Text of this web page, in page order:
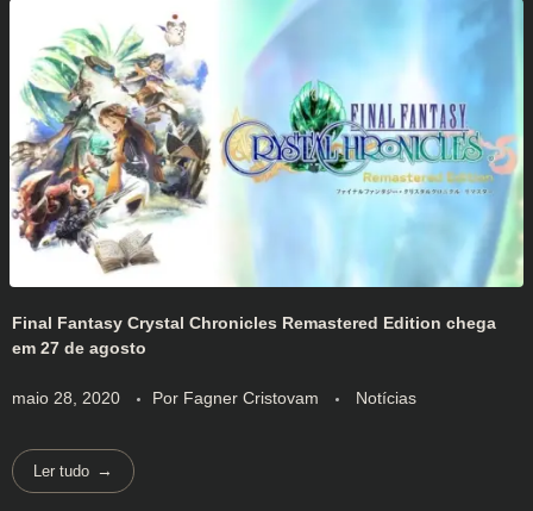
Final Fantasy Crystal Chronicles Remastered Edition chega
em 27 de agosto
maio 28, 2020 Por Fagner Cristovam Notícias
Ler tudo